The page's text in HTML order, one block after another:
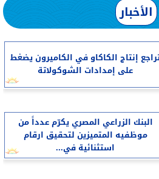
الأخبار
إنتاج الكاكاو في الكاميرون يضغط
على إمدادات الشوكولاتة
البنك الزراعي المصري يكرّم عدداً من
موظفيه المتميزين لتحقيق ارقام
استثنائية في...